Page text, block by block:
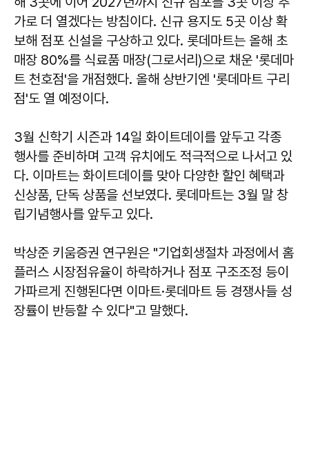
가로 더 열겠다는 방침이다. 신규 용지도 5곳 이상 확
보해 점포 신설을 구상하고 있다. 롯데마트는 올해 초
매장 80%를 식료품 매장(그로서리)으로 채운 '롯데마
트 천호점'을 개점했다. 올해 상반기엔 '롯데마트 구리
점'도 열 예정이다.
3월 신학기 시즌과 14일 화이트데이를 앞두고 각종
행사를 준비하며 고객 유치에도 적극적으로 나서고 있
다. 이마트는 화이트데이를 맞아 다양한 할인 혜택과
신상품, 단독 상품을 선보였다. 롯데마트는 3월 말 창
립기념행사를 앞두고 있다.
박상준 키움증권 연구원은 "기업회생절차 과정에서 홈
플러스 시장점유율이 하락하거나 점포 구조조정 등이
가파르게 진행된다면 이마트·롯데마트 등 경쟁사들 성
장률이 반등할 수 있다"고 말했다.